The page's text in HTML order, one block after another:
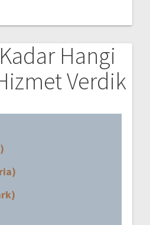
Hangi
Verdik